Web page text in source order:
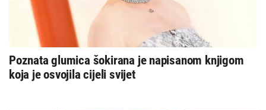
Poznata glumica šokirana je napisanom knjigom
koja je osvojila cijeli svijet